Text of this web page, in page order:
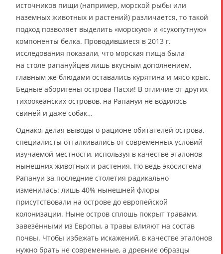
источников пищи (например, морской рыбы или
наземных животных и растений) различается, то такой
подход позволяет выделить «морскую» и «сухопутную»
компоненты белка. Проводившиеся в 2013 г.
исследования показали, что морская пища была
на столе рапануйцев лишь вкусным дополнением,
главным же блюдами оставались курятина и мясо крыс.
Бедные аборигены острова Пасхи! В отличие от других
тихоокеанских островов, на Рапануи не водилось
свиней и даже собак…
Однако, делая выводы о рационе обитателей острова,
специалисты отталкивались от современных условий
изучаемой местности, используя в качестве эталонов
нынешних животных и растения. Но ведь экосистема
Рапануи за последние столетия радикально
изменилась: лишь 40% нынешней флоры
присутствовали на острове до европейской
колонизации. Ныне остров сплошь покрыт травами,
завезёнными из Европы, а травы влияют на состав
почвы. Чтобы избежать искажений, в качестве эталонов
нужно брать не современные, а древние образцы